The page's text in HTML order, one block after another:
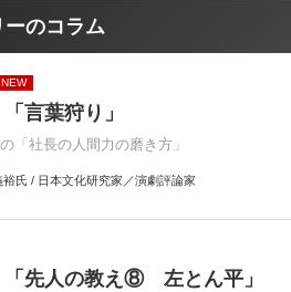
ーのコラム
NEW
言葉狩り」
「社長の人間力の磨き方」
裕氏 / 日本文化研究家／演劇評論家
先人の教え⑧ 左とん平」